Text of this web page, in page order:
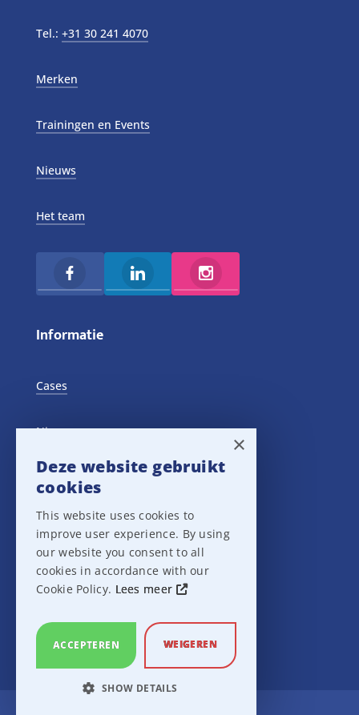
Tel.: +31 30 241 4070
Merken
Trainingen en Events
Nieuws
Het team
Informatie
Cases
Nieuws
Training Events
Privacy verklaring
Disclaimer
×
Deze website gebruikt
cookies
This website uses cookies to
improve user experience. By using
our website you consent to all
cookies in accordance with our
Cookie Policy. Lees meer
ACCEPTEREN WEIGEREN
SHOW DETAILS